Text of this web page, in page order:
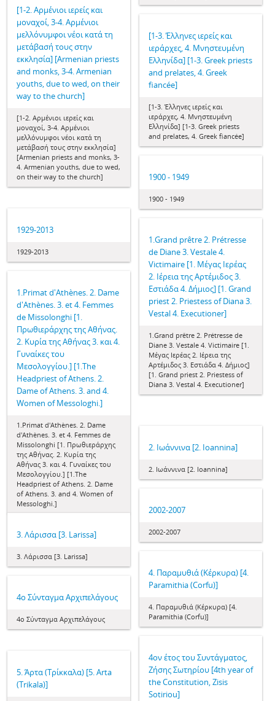
[1-2. Αρμένιοι ιερείς και
μοναχοί, 3-4. Αρμένιοι
μελλόνυμφοι νέοι κατά τη
μετάβασή τους στην
εκκλησία] [Armenian priests
and monks, 3-4. Armenian
youths, due to wed, on their
way to the church]
[1-2. Αρμένιοι ιερείς και
μοναχοί, 3-4. Αρμένιοι
μελλόνυμφοι νέοι κατά τη
μετάβασή τους στην εκκλησία]
[Armenian priests and monks, 3-
4. Armenian youths, due to wed,
on their way to the church]
[1-3. Έλληνες ιερείς και
ιεράρχες, 4. Μνηστευμένη
Ελληνίδα] [1-3. Greek priests
and prelates, 4. Greek
fiancée]
[1-3. Έλληνες ιερείς και
ιεράρχες, 4. Μνηστευμένη
Ελληνίδα] [1-3. Greek priests
and prelates, 4. Greek fiancée]
1900 - 1949
1900 - 1949
1929-2013
1929-2013
1.Grand prêtre 2. Prétresse
de Diane 3. Vestale 4.
Victimaire [1. Μέγας Ιερέας
2. Ιέρεια της Αρτέμιδος 3.
Εστιάδα 4. Δήμιος] [1. Grand
priest 2. Priestess of Diana 3.
Vestal 4. Executioner]
1.Grand prêtre 2. Prétresse de
Diane 3. Vestale 4. Victimaire [1.
Μέγας Ιερέας 2. Ιέρεια της
Αρτέμιδος 3. Εστιάδα 4. Δήμιος]
[1. Grand priest 2. Priestess of
Diana 3. Vestal 4. Executioner]
1.Primat d'Athènes. 2. Dame
d'Athènes. 3. et 4. Femmes
de Missolonghi [1.
Πρωθιεράρχης της Αθήνας.
2. Κυρία της Αθήνας 3. και 4.
Γυναίκες του
Μεσολογγίου.] [1.The
Headpriest of Athens. 2.
Dame of Athens. 3. and 4.
Women of Messologhi.]
1.Primat d'Athènes. 2. Dame
d'Athènes. 3. et 4. Femmes de
Missolonghi [1. Πρωθιεράρχης
της Αθήνας. 2. Κυρία της
Αθήνας 3. και 4. Γυναίκες του
Μεσολογγίου.] [1.The
Headpriest of Athens. 2. Dame
of Athens. 3. and 4. Women of
Messologhi.]
2. Ιωάννινα [2. Ioannina]
2. Ιωάννινα [2. Ioannina]
2002-2007
2002-2007
3. Λάρισσα [3. Larissa]
3. Λάρισσα [3. Larissa]
4. Παραμυθιά (Κέρκυρα) [4.
Paramithia (Corfu)]
4. Παραμυθιά (Κέρκυρα) [4.
Paramithia (Corfu)]
4ο Σύνταγμα Αρχιπελάγους
4ο Σύνταγμα Αρχιπελάγους
4ον έτος του Συντάγματος,
Ζήσης Σωτηρίου [4th year of
the Constitution, Zisis
Sotiriou]
5. Άρτα (Τρίκκαλα) [5. Arta
(Trikala)]